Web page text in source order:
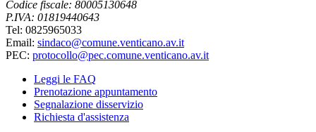
Codice fiscale: 80005130648
P.IVA: 01819440643
Tel: 0825965033
Email: sindaco@comune.venticano.av.it
PEC: protocollo@pec.comune.venticano.av.it
Leggi le FAQ
Prenotazione appuntamento
Segnalazione disservizio
Richiesta d'assistenza